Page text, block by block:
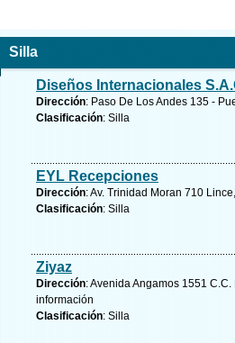
Silla
Diseños Internacionales
Dirección: Paso De Los Andes 135 -
Clasificación: Silla
EYL Recepciones
Dirección: Av. Trinidad Moran 710
Clasificación: Silla
Ziyaz
Dirección: Avenida Angamos 1551
información
Clasificación: Silla